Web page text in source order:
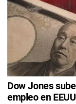
Dow Jones
empleo en EEUU